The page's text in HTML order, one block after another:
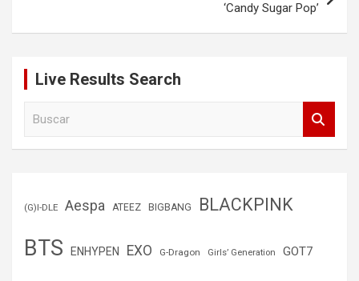
‘Candy Sugar Pop’
Live Results Search
(G)I-DLE Aespa ATEEZ BIGBANG BLACKPINK
BTS ENHYPEN EXO G-Dragon Girls’ Generation GOT7